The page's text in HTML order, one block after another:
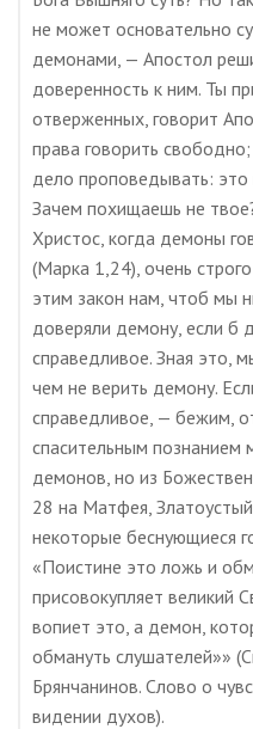
не может основательно
демонами, — Апостол
доверенность к ним. Ты
отверженных, говорит
права говорить
дело проповедывать:
Зачем похищаешь не
Христос, когда демоны
(Марка 1,24), очень
этим закон нам, чтоб мы
доверяли демону, если б
справедливое. Зная это,
чем не верить демону.
справедливое, — бежим,
спасительным познанием
демонов, но из
28 на Матфея,
некоторые беснующиеся
«Поистине это ложь и
присовокупляет великий
вопиет это, а демон,
обмануть слушателей»»
Брянчанинов. Слово о
видении духов).